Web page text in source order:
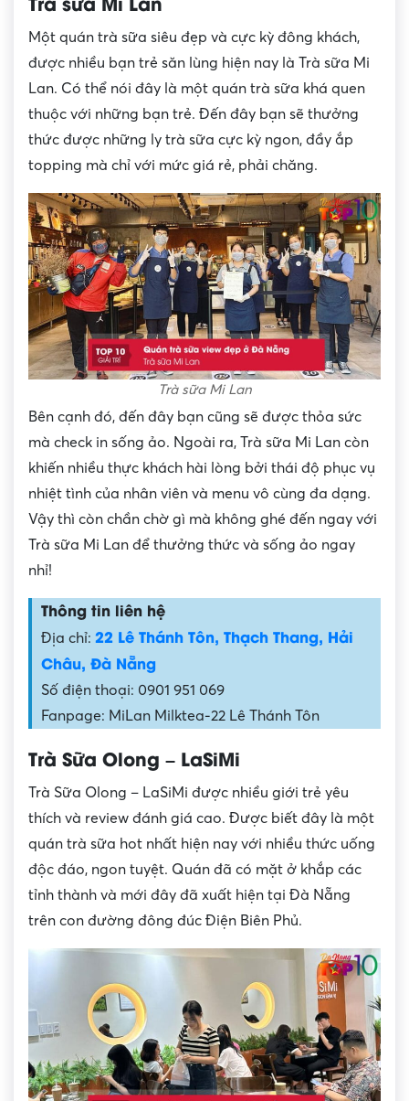
Một quán trà sữa siêu đẹp và cực kỳ đông khách,
được nhiều bạn trẻ săn lùng hiện nay là Trà sữa Mi
Lan. Có thể nói đây là một quán trà sữa khá quen
thuộc với những bạn trẻ. Đến đây bạn sẽ thưởng
thức được những ly trà sữa cực kỳ ngon, đầy ắp
topping mà chỉ với mức giá rẻ, phải chăng.
Trà sữa Mi Lan
Bên cạnh đó, đến đây bạn cũng sẽ được thỏa sức
mà check in sống ảo. Ngoài ra, Trà sữa Mi Lan còn
khiến nhiều thực khách hài lòng bởi thái độ phục vụ
nhiệt tình của nhân viên và menu vô cùng đa dạng.
Vậy thì còn chần chờ gì mà không ghé đến ngay với
Trà sữa Mi Lan để thưởng thức và sống ảo ngay
nhỉ!
Thông tin liên hệ
Địa chỉ: 22 Lê Thánh Tôn, Thạch Thang, Hải
Châu, Đà Nẵng
Số điện thoại: 0901 951 069
Fanpage: MiLan Milktea-22 Lê Thánh Tôn
Trà Sữa Olong – LaSiMi
Trà Sữa Olong – LaSiMi được nhiều giới trẻ yêu
thích và review đánh giá cao. Được biết đây là một
quán trà sữa hot nhất hiện nay với nhiều thức uống
độc đáo, ngon tuyệt. Quán đã có mặt ở khắp các
tỉnh thành và mới đây đã xuất hiện tại Đà Nẵng
trên con đường đông đúc Điện Biên Phủ.